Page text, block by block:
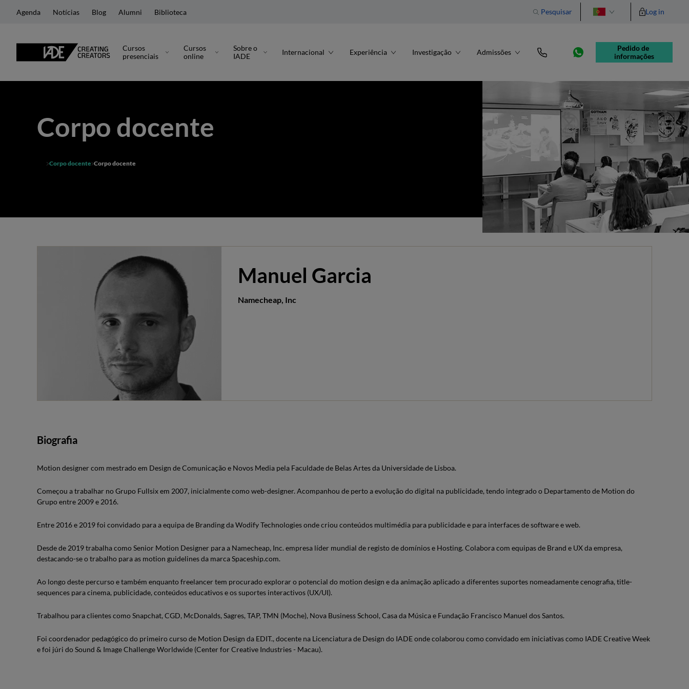
Agenda Notícias Blog Alumni Biblioteca
Pesquisar
English
Log in
Cursos
presenciais
Cursos
online
Sobre o
IADE
Internacional Experiência Investigação Admissões
Pedido de
informações
Corpo docente
Corpo docente Corpo docente
Manuel Garcia
Namecheap, Inc
Biografia
Motion designer com mestrado em Design de Comunicação e Novos Media pela Faculdade de Belas Artes da Universidade de Lisboa.
Começou a trabalhar no Grupo Fullsix em 2007, inicialmente como web-designer. Acompanhou de perto a evolução do digital na publicidade, tendo integrado o Departamento de Motion do
Grupo entre 2009 e 2016.
Entre 2016 e 2019 foi convidado para a equipa de Branding da Wodify Technologies onde criou conteúdos multimédia para publicidade e para interfaces de software e web.
Desde de 2019 trabalha como Senior Motion Designer para a Namecheap, Inc. empresa líder mundial de registo de domínios e Hosting. Colabora com equipas de Brand e UX da empresa,
destacando-se o trabalho para as motion guidelines da marca Spaceship.com.
Ao longo deste percurso e também enquanto freelancer tem procurado explorar o potencial do motion design e da animação aplicado a diferentes suportes nomeadamente cenografia, title-
sequences para cinema, publicidade, conteúdos educativos e os suportes interactivos (UX/UI).
Trabalhou para clientes como Snapchat, CGD, McDonalds, Sagres, TAP, TMN (Moche), Nova Business School, Casa da Música e Fundação Francisco Manuel dos Santos.
Foi coordenador pedagógico do primeiro curso de Motion Design da EDIT., docente na Licenciatura de Design do IADE onde colaborou como convidado em iniciativas como IADE Creative Week
e foi júri do Sound & Image Challenge Worldwide (Center for Creative Industries - Macau).